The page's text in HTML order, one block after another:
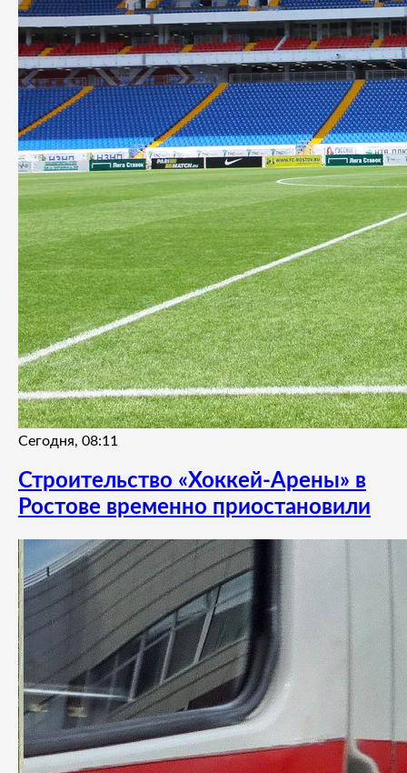
Сегодня, 08:11
Строительство «Хоккей-Арены» в
Ростове временно приостановили